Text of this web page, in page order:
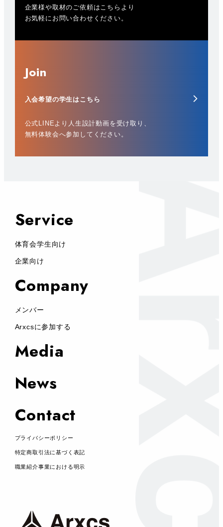
企業様や取材のご依頼はこちらより
お気軽にお問い合わせください。
Join
入会希望の学生はこちら
公式LINEより人生設計動画を受け取り、
無料体験会へ参加してください。
Service
体育会学生向け
企業向け
Company
メンバー
Arxcsに参加する
Media
News
Contact
プライバシーポリシー
特定商取引法に基づく表記
職業紹介事業における明示